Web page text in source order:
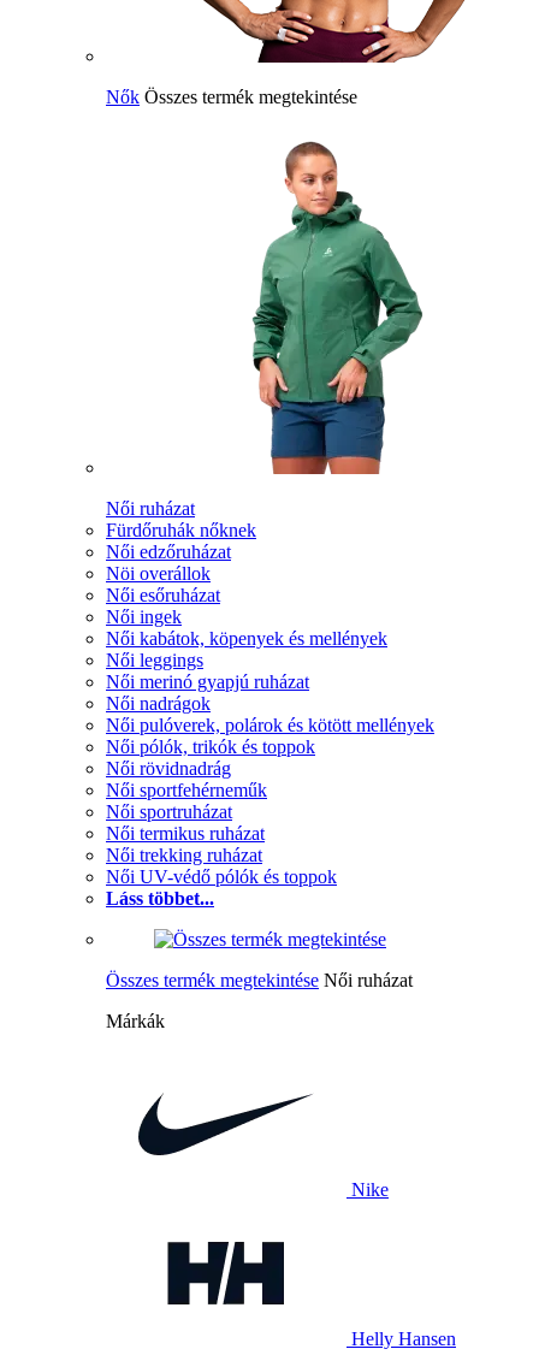
Nők Összes termék megtekintése
Női ruházat
Fürdőruhák nőknek
Női edzőruházat
Nöi overállok
Női esőruházat
Női ingek
Női kabátok, köpenyek és mellények
Női leggings
Női merinó gyapjú ruházat
Női nadrágok
Női pulóverek, polárok és kötött mellények
Női pólók, trikók és toppok
Női rövidnadrág
Női sportfehérneműk
Női sportruházat
Női termikus ruházat
Női trekking ruházat
Női UV-védő pólók és toppok
Láss többet...
Összes termék megtekintése Női ruházat
Márkák
Nike
Helly Hansen